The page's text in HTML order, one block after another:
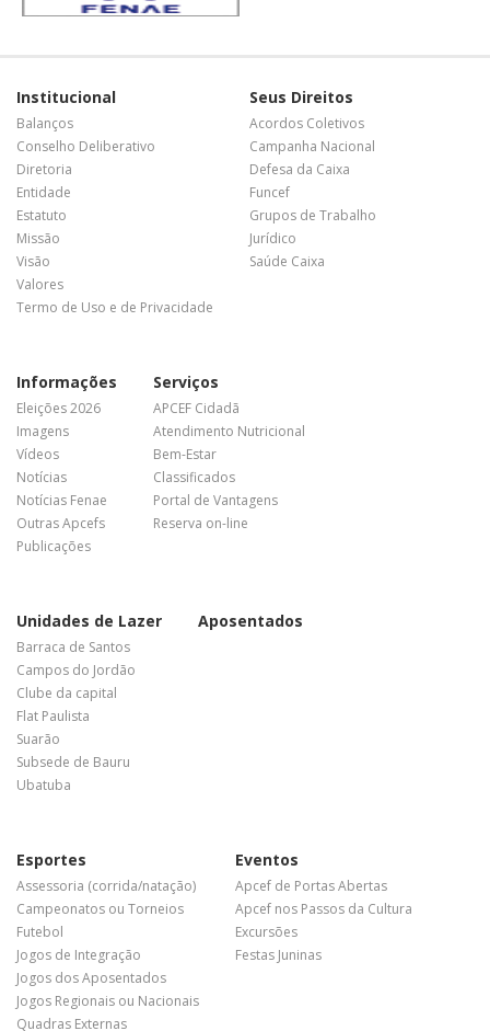
Institucional
Balanços
Conselho Deliberativo
Diretoria
Entidade
Estatuto
Missão
Visão
Valores
Termo de Uso e de Privacidade
Seus Direitos
Acordos Coletivos
Campanha Nacional
Defesa da Caixa
Funcef
Grupos de Trabalho
Jurídico
Saúde Caixa
Informações
Eleições 2026
Imagens
Vídeos
Notícias
Notícias Fenae
Outras Apcefs
Publicações
Serviços
APCEF Cidadã
Atendimento Nutricional
Bem-Estar
Classificados
Portal de Vantagens
Reserva on-line
Unidades de Lazer
Barraca de Santos
Campos do Jordão
Clube da capital
Flat Paulista
Suarão
Subsede de Bauru
Ubatuba
Aposentados
Esportes
Assessoria (corrida/natação)
Campeonatos ou Torneios
Futebol
Jogos de Integração
Jogos dos Aposentados
Jogos Regionais ou Nacionais
Quadras Externas
Eventos
Apcef de Portas Abertas
Apcef nos Passos da Cultura
Excursões
Festas Juninas